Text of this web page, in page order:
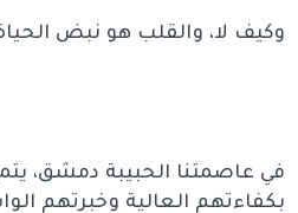
وكيف لا، والقلب هو نبض
في عاصمتنا الحبيبة دمشق،
بكفاءتهم العالية وخبرتهم